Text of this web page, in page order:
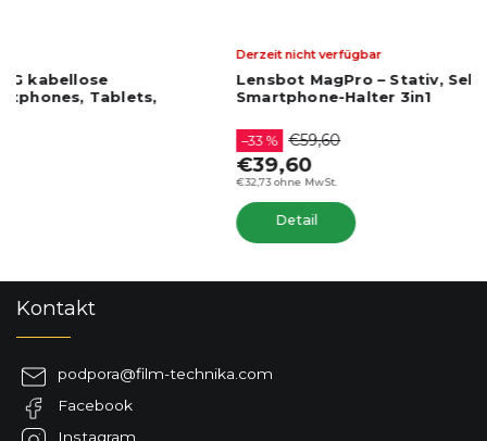
Lensbot MagPro – Stativ, Selfie-Stick und
Smartphone-Halter 3in1
Kontakt
podpora@film-technika.com
Facebook
Instagram